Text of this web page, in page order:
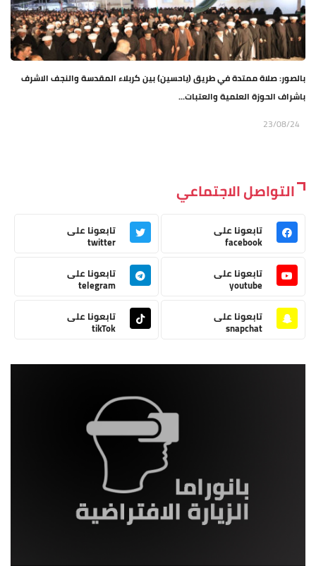
بالصور: صلاة ممتدة في طريق (ياحسين) بين كربلاء المقدسة والنجف الاشرف
باشراف الحوزة العلمية والعتبات...
23/08/24
التواصل الاجتماعي
تابعونا على
facebook
تابعونا على
twitter
تابعونا على
youtube
تابعونا على
telegram
تابعونا على
snapchat
تابعونا على
tikTok